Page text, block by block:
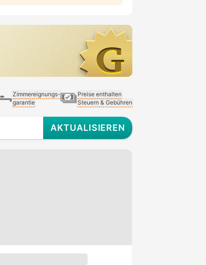
Zimmereignungs-
garantie
Preise enthalten
Steuern & Gebühren
AKTUALISIEREN